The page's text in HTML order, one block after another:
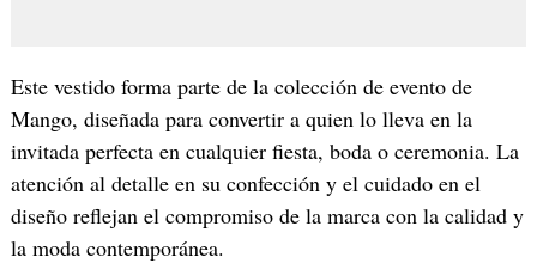
Este vestido forma parte de la colección de evento de
Mango, diseñada para convertir a quien lo lleva en la
invitada perfecta en cualquier fiesta, boda o ceremonia. La
atención al detalle en su confección y el cuidado en el
diseño reflejan el compromiso de la marca con la calidad y
la moda contemporánea.